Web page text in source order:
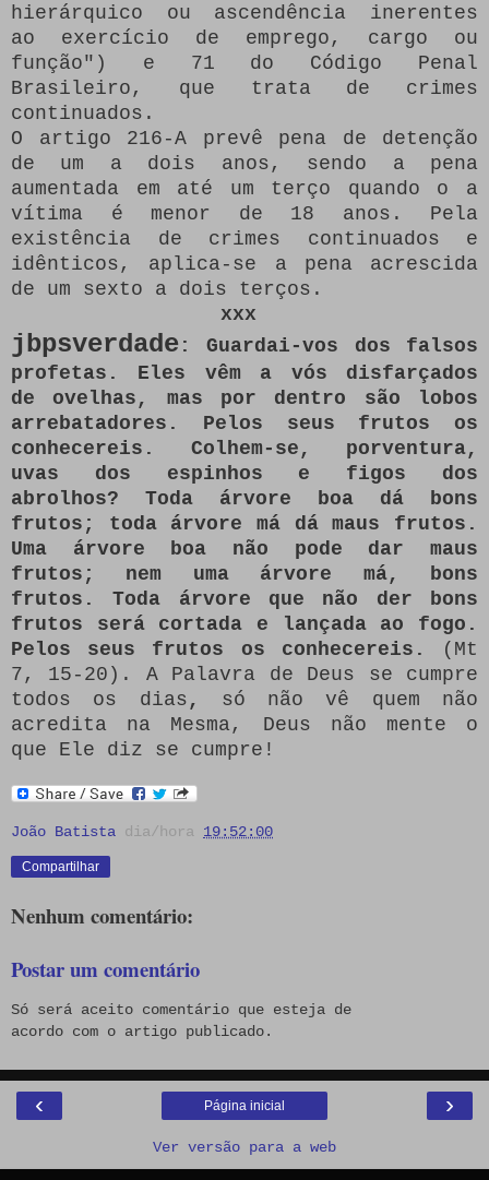
hierárquico ou ascendência inerentes
ao exercício de emprego, cargo ou
função") e 71 do Código Penal
Brasileiro, que trata de crimes
continuados.
O artigo 216-A prevê pena de detenção
de um a dois anos, sendo a pena
aumentada em até um terço quando o a
vítima é menor de 18 anos. Pela
existência de crimes continuados e
idênticos, aplica-se a pena acrescida
de um sexto a dois terços.
xxx
jbpsverdade : Guardai-vos dos falsos
profetas. Eles vêm a vós disfarçados
de ovelhas, mas por dentro são lobos
arrebatadores. Pelos seus frutos os
conhecereis. Colhem-se, porventura,
uvas dos espinhos e figos dos
abrolhos? Toda árvore boa dá bons
frutos; toda árvore má dá maus frutos.
Uma árvore boa não pode dar maus
frutos; nem uma árvore má, bons
frutos. Toda árvore que não der bons
frutos será cortada e lançada ao fogo.
Pelos seus frutos os conhecereis.
(Mt
7, 15-20). A Palavra de Deus se cumpre
todos os dias ,
só não vê quem não
acredita na Mesma, Deus não mente o
que Ele diz se cumpre!
João Batista dia/hora 19:52:00
Compartilhar
Nenhum comentário:
Postar um comentário
Só será aceito comentário que esteja de
acordo com o artigo publicado.
‹ ›
Página inicial
Ver versão para a web